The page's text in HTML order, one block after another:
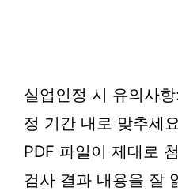
실업인정 시 유의사
정 기간 내로 맞추세
PDF 파일이 제대로
검사 결과 내용을 잘